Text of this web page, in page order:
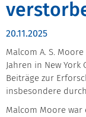
20.11.2025
Malcom A. S.
Jahren in New
Beiträge zur
insbesondere
Malcom Moore